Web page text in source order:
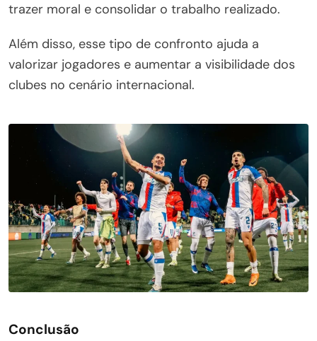
trazer moral e consolidar o trabalho realizado.
Além disso, esse tipo de confronto ajuda a
valorizar jogadores e aumentar a visibilidade dos
clubes no cenário internacional.
Conclusão